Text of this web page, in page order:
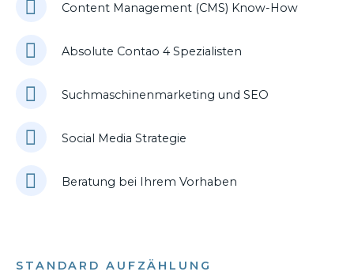
Content Management (CMS) Know-How
Absolute Contao 4 Spezialisten
Suchmaschinenmarketing und SEO
Social Media Strategie
Beratung bei Ihrem Vorhaben
STANDARD AUFZÄHLUNG